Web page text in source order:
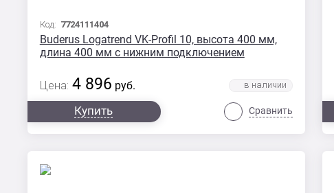
Код: 7724111404
Buderus Logatrend VK-Profil 10, высота 400 мм,
длина 400 мм с нижним подключением
Цена: 4 896 руб.
Купить Сравнить